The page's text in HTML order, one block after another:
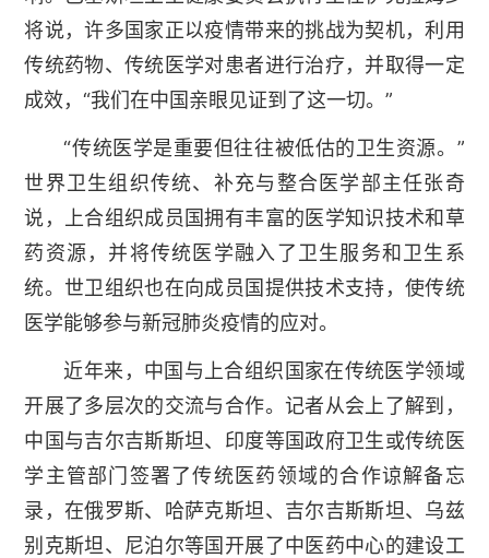
将说，许多国家正以疫情带来的挑战为契机，利用
传统药物、传统医学对患者进行治疗，并取得一定
成效，“我们在中国亲眼见证到了这一切。”
“传统医学是重要但往往被低估的卫生资源。”
世界卫生组织传统、补充与整合医学部主任张奇
说，上合组织成员国拥有丰富的医学知识技术和草
药资源，并将传统医学融入了卫生服务和卫生系
统。世卫组织也在向成员国提供技术支持，使传统
医学能够参与新冠肺炎疫情的应对。
近年来，中国与上合组织国家在传统医学领域
开展了多层次的交流与合作。记者从会上了解到，
中国与吉尔吉斯斯坦、印度等国政府卫生或传统医
学主管部门签署了传统医药领域的合作谅解备忘
录，在俄罗斯、哈萨克斯坦、吉尔吉斯斯坦、乌兹
别克斯坦、尼泊尔等国开展了中医药中心的建设工